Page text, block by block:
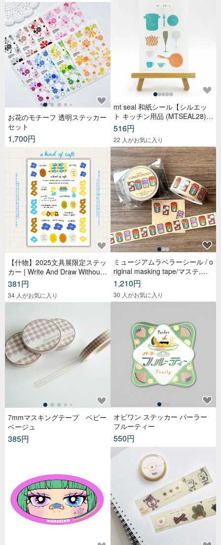
お花のモチーフ 透明ステッカー
セット
1,700円
【什物】2025文具展限定ステッ
カー | Write And Draw Without
Limited
381円
34 人がお気に入り
7mmマスキングテープ ベビー
ベージュ
385円
mt seal 和紙シール【シルエッ
ト キッチン用品 (MTSEAL28)】
2017AW
516円
22 人がお気に入り
ミュージアムラベラーシール / o
riginal masking tape/マステ,美
纹纸胶带,文具,ステーショナリ
ー,紙もの,紙膠帶,贴纸
1,210円
30 人がお気に入り
オビワン ステッカー パーラー
フルーティー
550円